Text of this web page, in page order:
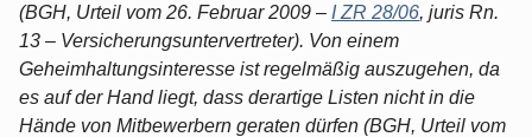
(BGH, Urteil vom 26. Februar 2009 – I ZR 28/06, juris Rn.
13 – Versicherungsuntervertreter). Von einem
Geheimhaltungsinteresse ist regelmäßig auszugehen, da
es auf der Hand liegt, dass derartige Listen nicht in die
Hände von Mitbewerbern geraten dürfen (BGH, Urteil vom